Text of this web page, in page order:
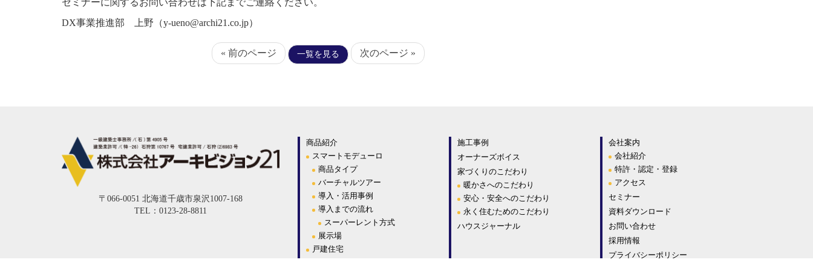
セミナーに関するお問い合わせは下記までご連絡ください。
DX事業推進部 上野（y-ueno@archi21.co.jp）
« 前のページ 一覧を見る 次のページ »
〒066-0051 北海道千歳市泉沢1007-168
TEL：0123-28-8811
商品紹介
スマートモデューロ
商品タイプ
バーチャルツアー
導入・活用事例
導入までの流れ
スーパーレント方式
展示場
戸建住宅
施工事例
オーナーズボイス
家づくりのこだわり
暖かさへのこだわり
安心・安全へのこだわり
永く住むためのこだわり
ハウスジャーナル
会社案内
会社紹介
特許・認定・登録
アクセス
セミナー
資料ダウンロード
お問い合わせ
採用情報
プライバシーポリシー